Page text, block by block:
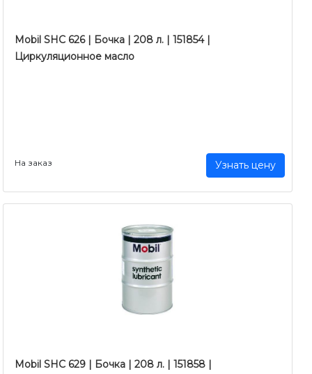
Mobil SHC 626 | Бочка | 208 л. | 151854 |
Циркуляционное масло
На заказ Узнать цену
Mobil SHC 629 | Бочка | 208 л. | 151858 |